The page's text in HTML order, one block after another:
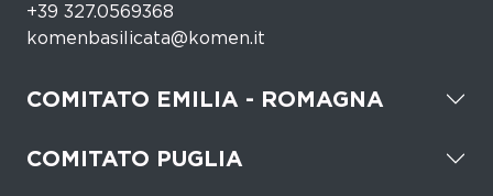
+39 327.0569368
komenbasilicata@komen.it
COMITATO EMILIA - ROMAGNA
COMITATO PUGLIA